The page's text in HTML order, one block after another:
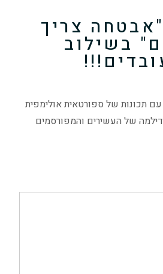
צריך
בשילוב
עם תכונות של ספורטאית אולימפית
של העשירים והמפורסמים